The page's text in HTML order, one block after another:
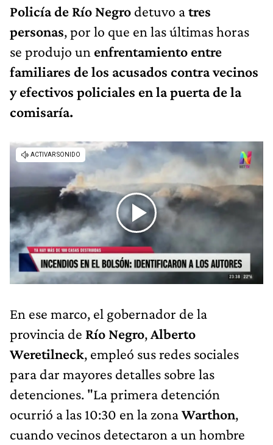
Policía de Río Negro detuvo atres
personas, por lo que en las últimas horas
se produjo un enfrentamiento entre
familiares de los acusados contra vecinos
y efectivos policiales en la puerta de la
comisaría.
En ese marco, el gobernador de la
provincia de Río Negro,Alberto
Weretilneck, empleó sus redes sociales
para dar mayores detalles sobre las
detenciones. "La primera detención
ocurrió a las 10:30 en la zonaWarthon,
cuando vecinos detectaron a un hombre